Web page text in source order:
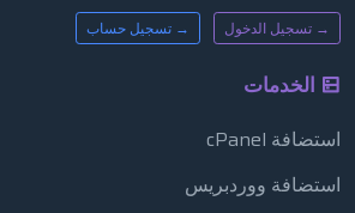
→ تسجيل الدخول → تسجيل حساب
الخدمات
استضافة cPanel
استضافة ووردبريس